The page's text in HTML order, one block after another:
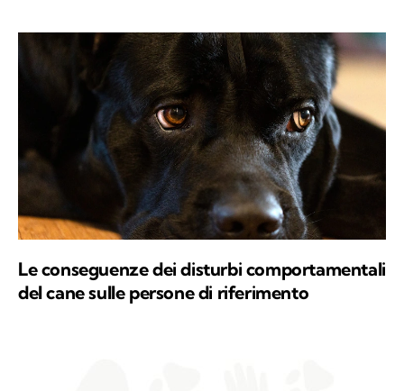
Le conseguenze dei disturbi comportamentali
del cane sulle persone di riferimento